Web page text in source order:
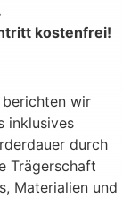
kostenfrei!
berichten wir
inklusives
durch
Trägerschaft
Materialien und